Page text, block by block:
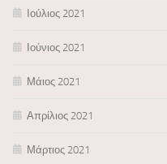
Ιούλιος 2021
Ιούνιος 2021
Μάιος 2021
Απρίλιος 2021
Μάρτιος 2021